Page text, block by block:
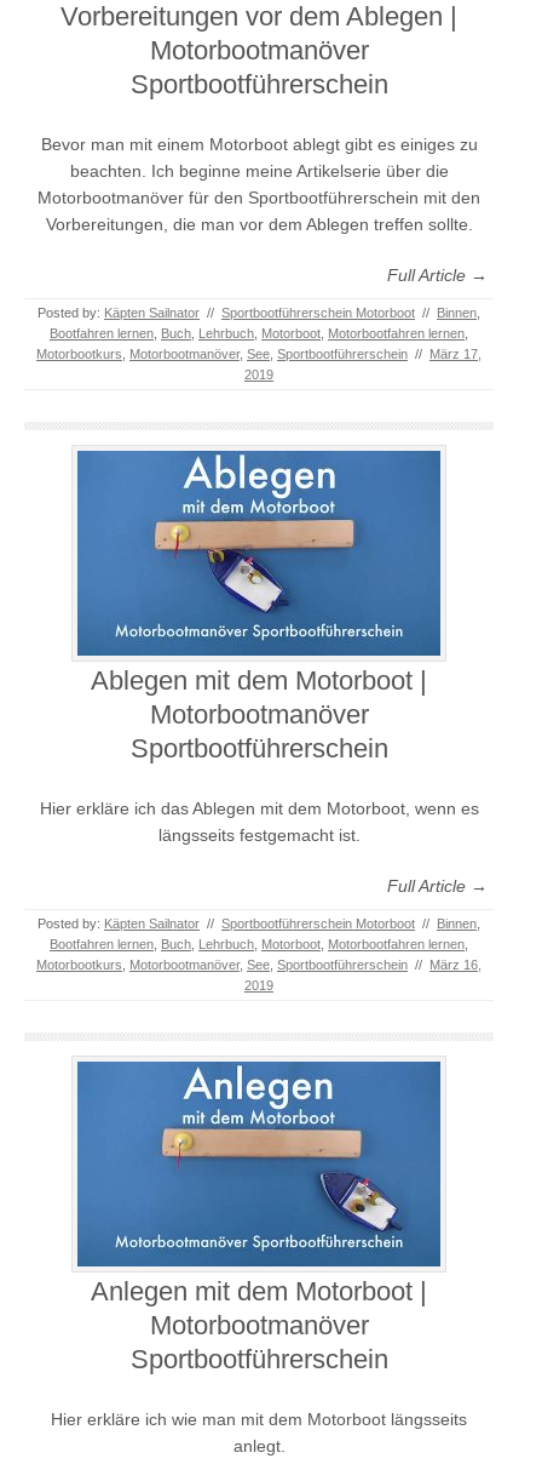
Vorbereitungen vor dem Ablegen |
Motorbootmanöver
Sportbootführerschein
Bevor man mit einem Motorboot ablegt gibt es einiges zu
beachten. Ich beginne meine Artikelserie über die
Motorbootmanöver für den Sportbootführerschein mit den
Vorbereitungen, die man vor dem Ablegen treffen sollte.
Full Article →
Posted by: Käpten Sailnator // Sportbootführerschein Motorboot // Binnen
Bootfahren lernen Buch Lehrbuch Motorboot Motorbootfahren lernen
Motorbootkurs
Motorbootmanöver, See Sportbootführerschein // März 17,
2019
Ablegen mit dem Motorboot |
Motorbootmanöver
Sportbootführerschein
Hier erkläre ich das Ablegen mit dem Motorboot, wenn es
längsseits festgemacht ist.
Full Article →
Posted by: Käpten Sailnator // Sportbootführerschein Motorboot // Binnen
Bootfahren lernen Buch Lehrbuch Motorboot Motorbootfahren lernen
Motorbootkurs
Motorbootmanöver, See Sportbootführerschein // März 16,
2019
Anlegen mit dem Motorboot |
Motorbootmanöver
Sportbootführerschein
Hier erkläre ich wie man mit dem Motorboot längsseits
anlegt.